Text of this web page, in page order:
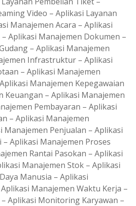
Video – Aplikasi Layanan
Manajemen Acara – Aplikasi
Aplikasi Manajemen Dokumen –
– Aplikasi Manajemen
Infrastruktur – Aplikasi
– Aplikasi Manajemen
Manajemen Kepegawaian
Keuangan – Aplikasi Manajemen
Pembayaran – Aplikasi
– Aplikasi Manajemen
Manajemen Penjualan – Aplikasi
Aplikasi Manajemen Proses
Rantai Pasokan – Aplikasi
Manajemen Stok – Aplikasi
Manusia – Aplikasi
Manajemen Waktu Kerja –
Aplikasi Monitoring Karyawan –